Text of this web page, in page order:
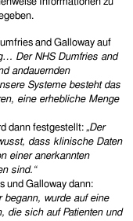
and Galloway auf
Der NHS Dumfries and
andauernden
Systeme besteht das
eine erhebliche Menge
dann festgestellt: „Der
dass klinische Daten
einer anerkannten
sind.“
und Galloway dann:
begann, wurde auf eine
die sich auf Patienten und